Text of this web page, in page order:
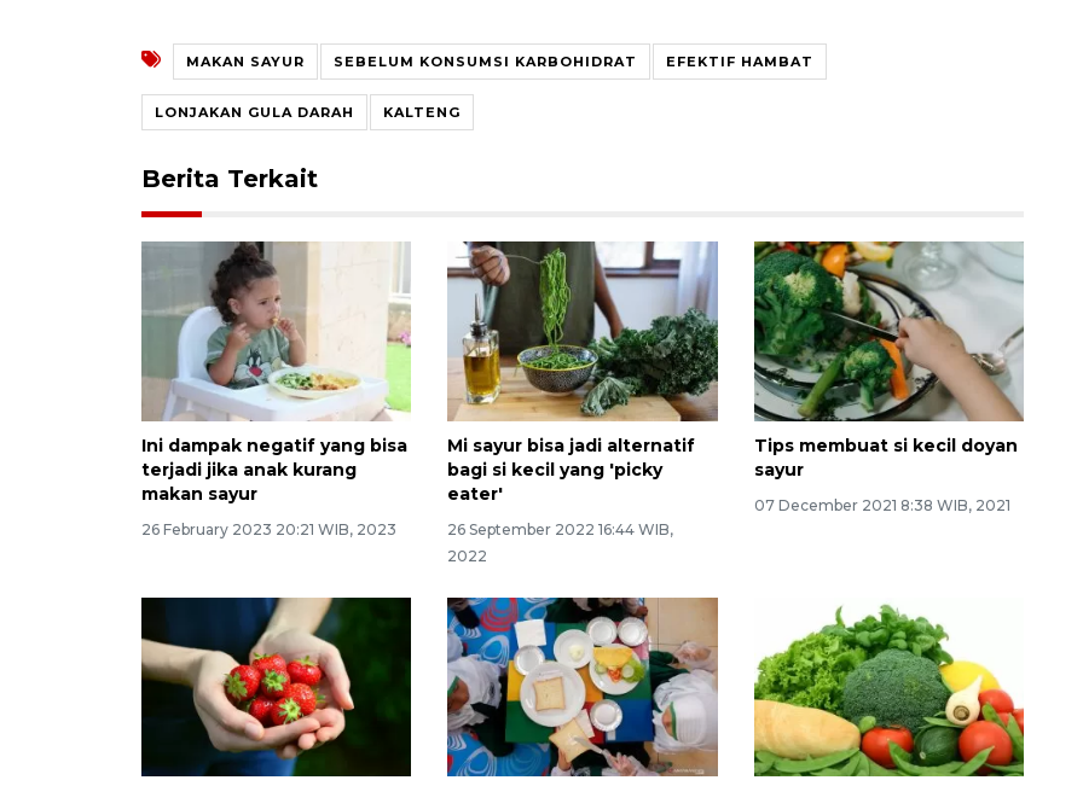
MAKAN SAYUR SEBELUM KONSUMSI KARBOHIDRAT EFEKTIF HAMBAT
LONJAKAN GULA DARAH KALTENG
Berita Terkait
Ini dampak negatif yang bisa
terjadi jika anak kurang
makan sayur
26 February 2023 20:21 WIB, 2023
Mi sayur bisa jadi alternatif
bagi si kecil yang 'picky
eater'
26 September 2022 16:44 WIB,
2022
Tips membuat si kecil doyan
sayur
07 December 2021 8:38 WIB, 2021